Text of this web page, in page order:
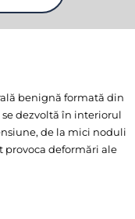
benignă formată din
dezvoltă în interiorul
de la mici noduli
provoca deformări ale